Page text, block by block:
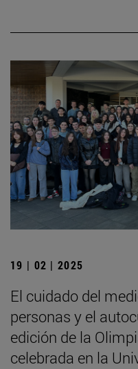
19 | 02 | 2025
El cuidado del
personas y el
edición de la
celebrada en la